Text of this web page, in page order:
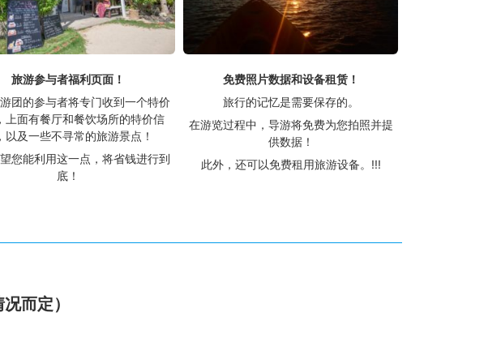
旅游参与者福利页面！
团的参与者将专门收到一个特价
上面有餐厅和餐饮场所的特价信
以及一些不寻常的旅游景点！
您能利用这一点，将省钱进行到
底！
免费照片数据和设备租赁！
旅行的记忆是需要保存的。
在游览过程中，导游将免费为您拍照并提
供数据！
此外，还可以免费租用旅游设备。 !!!
而定）